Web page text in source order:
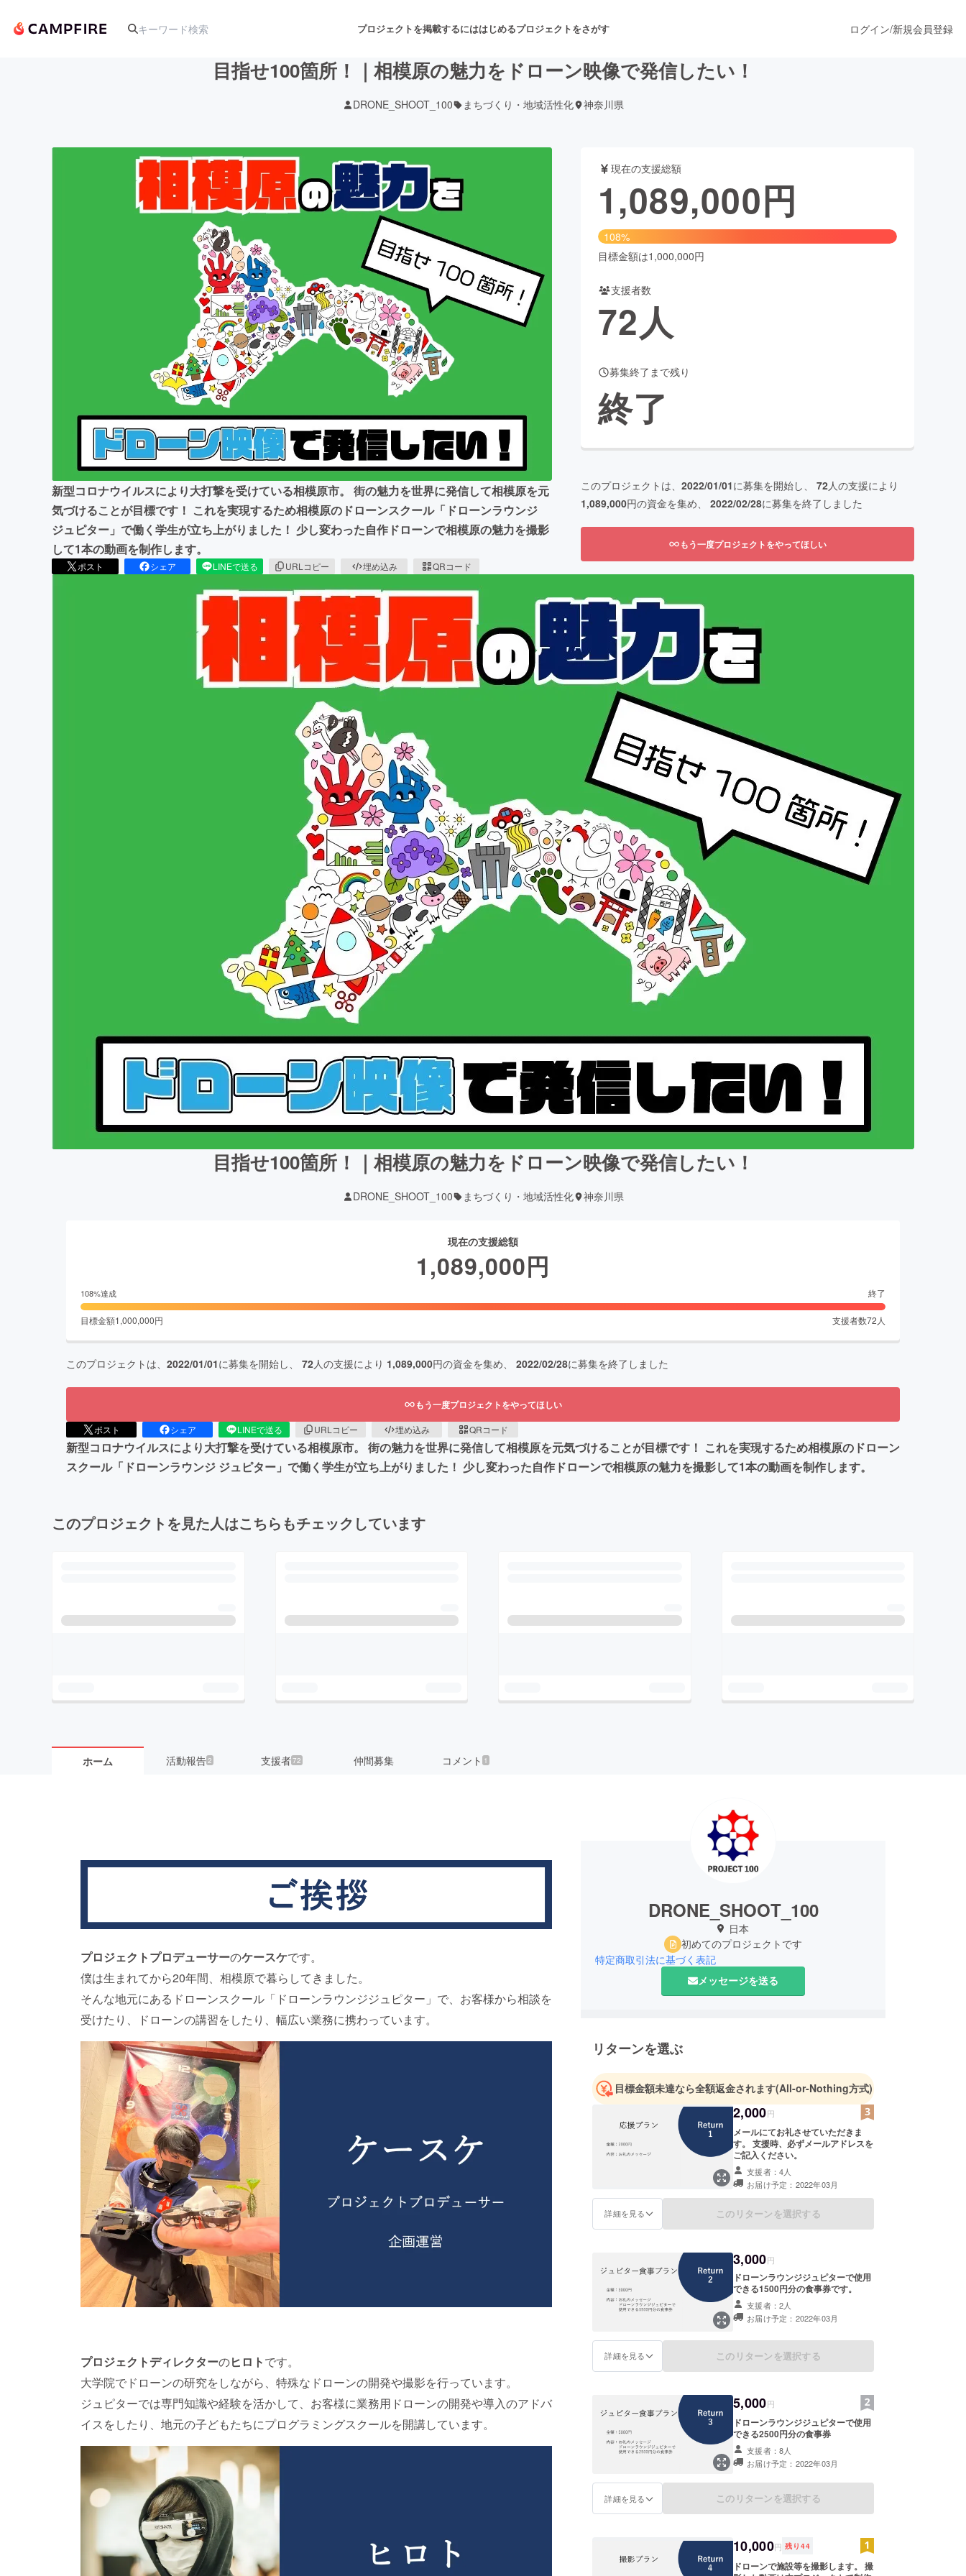
プロジェクトを掲載するにははじめるプロジェクトをさがす
アート・写真 音楽 舞台・パフォーマンス
テクノロジー・ガジェット ゲーム・サービス開発 ファッション
書籍・雑誌出版
ビジネス・起業 チャレンジ ビューティー・ヘルスケア
まちづくり・地域活性化
CAMPFIRE for Social Good
CAMPFIREふるさと納税
ログイン/新規会員登録
目指せ100箇所！｜相模原の魅力をドローン映像で発信したい！
DRONE_SHOOT_100 まちづくり・地域活性化 神奈川県
新型コロナウイルスにより大打撃を受けている相模原市。 街の魅力を世界に発信して相模原を元
気づけることが目標です！ これを実現するため相模原のドローンスクール「ドローンラウンジ
ジュピター」で働く学生が立ち上がりました！ 少し変わった自作ドローンで相模原の魅力を撮影
して1本の動画を制作します。
ポスト シェア LINEで送る URLコピー 埋め込み QRコード
現在の支援総額
1,089,000円
108%
目標金額は1,000,000円
支援者数
72人
募集終了まで残り
終了
このプロジェクトは、 2022/01/01に募集を開始し、 72人の支援により
1,089,000円の資金を集め、 2022/02/28に募集を終了しました
もう一度プロジェクトをやってほしい
目指せ100箇所！｜相模原の魅力をドローン映像で発信したい！
DRONE_SHOOT_100 まちづくり・地域活性化 神奈川県
現在の支援総額
1,089,000円
108%達成 終了
目標金額1,000,000円 支援者数72 人
このプロジェクトは、 2022/01/01に募集を開始し、 72人の支援により 1,089,000円の資金を集め、 2022/02/28に募集を終了しました
もう一度プロジェクトをやってほしい
ポスト シェア LINEで送る URLコピー 埋め込み QRコード
新型コロナウイルスにより大打撃を受けている相模原市。 街の魅力を世界に発信して相模原を元気づけることが目標です！ これを実現するため相模原のドローン
スクール「ドローンラウンジ ジュピター」で働く学生が立ち上がりました！ 少し変わった自作ドローンで相模原の魅力を撮影して1本の動画を制作します。
このプロジェクトを見た人はこちらもチェックしています
ホーム 活動報告2 支援者72 仲間募集 コメント 1
プロジェクトプロデューサーのケースケです。
僕は生まれてから20年間、相模原で暮らしてきました。
そんな地元にあるドローンスクール「ドローンラウンジジュピター」で、お客様から相談を
受けたり、ドローンの講習をしたり、幅広い業務に携わっています。
プロジェクトディレクターのヒロトです。
大学院でドローンの研究をしながら、特殊なドローンの開発や撮影を行っています。
ジュピターでは専門知識や経験を活かして、お客様に業務用ドローンの開発や導入のアドバ
イスをしたり、地元の子どもたちにプログラミングスクールを開講しています。
DRONE_SHOOT_100
日本
初めてのプロジェクトです
特定商取引法に基づく表記
メッセージを送る
リターンを選ぶ
目標金額未達なら全額返金されます(All-or-Nothing方式)
2,000円
メールにてお礼させていただきま
す。 支援時、必ずメールアドレスを
ご記入ください。
支援者：4人
お届け予定：2022年03月
詳細を見る このリターンを選択する
3,000円
ドローンラウンジジュピターで使用
できる1500円分の食事券です。
支援者：2人
お届け予定：2022年03月
詳細を見る このリターンを選択する
5,000円
ドローンラウンジジュピターで使用
できる2500円分の食事券
支援者：8人
お届け予定：2022年03月
詳細を見る このリターンを選択する
10,000円 残り 44
ドローンで施設等を撮影します。 撮